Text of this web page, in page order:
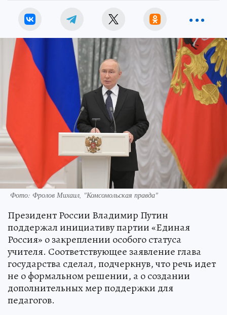
Фото: Фролов Михаил, "Комсомольская правда"
Президент России Владимир Путин
поддержал инициативу партии «Единая
Россия» о закреплении особого статуса
учителя. Соответствующее заявление глава
государства сделал, подчеркнув, что речь идет
не о формальном решении, а о создании
дополнительных мер поддержки для
педагогов.